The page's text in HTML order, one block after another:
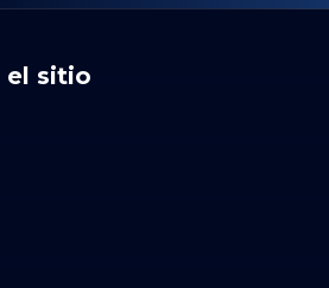
el sitio